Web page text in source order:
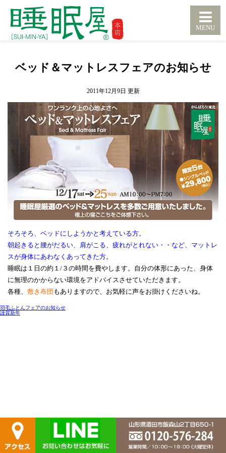
ベッド＆マットレスフェアのお知らせ
2011年12月9日
そろそろ、ベッドにしようかと考えている方。
朝起きると腰がだるい、肩がこる、疲れがとれない・・など、マットレ
スが身体にあわなくあってきた方。
睡眠は１日の約１/３の時間を費やします。自分の体形にあった、身体
に無理のかからない環境をアドバイスさせていただきます。
各種、 敷き布団 もありますので、お気軽に声をお掛けくださいね。
羽毛ふとんフェアのお知らせ
謹賀新年